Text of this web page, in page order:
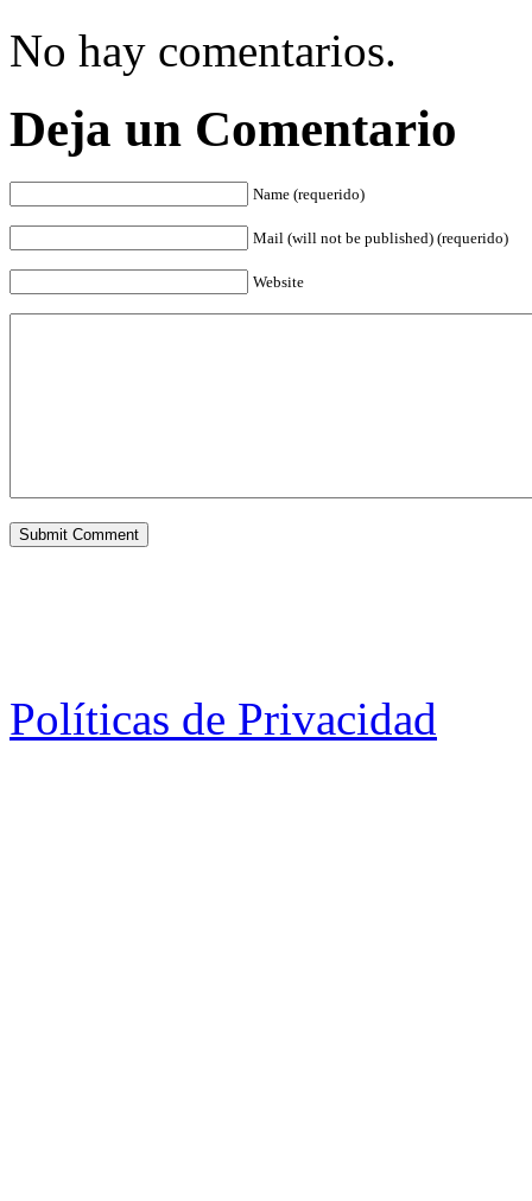
No hay comentarios.
Deja un Comentario
Name (requerido)
Mail (will not be published) (requerido)
Website
Políticas de Privacidad